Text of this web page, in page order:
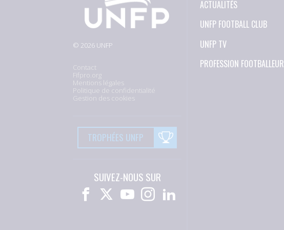
© 2026 UNFP
Contact
Fifpro.org
Mentions légales
Politique de confidentialité
Gestion des cookies
TROPHÉES UNFP
SUIVEZ-NOUS SUR
ACTUALITÉS
UNFP FOOTBALL CLUB
UNFP TV
PROFESSION FOOTBALLEUR